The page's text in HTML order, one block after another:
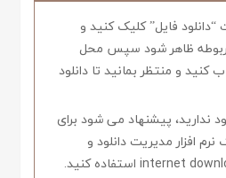
“دانلود فایل” کلیک کنید و
مربوطه ظاهر شود سپس محل
کنید و منتظر بمانید تا دانلود
ندارید، پیشنهاد می شود برای
نرم افزار مدیریت دانلود و